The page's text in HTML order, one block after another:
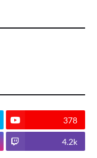
378
4.2k